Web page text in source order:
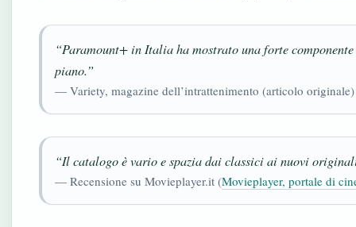
“Paramount+ in Italia ha mostrato una forte
piano.”
— Variety, magazine dell’intrattenimento (articolo originale)
“Il catalogo è vario e spazia dai classici ai nuovi
— Recensione su Movieplayer.it (Movieplayer, portale di